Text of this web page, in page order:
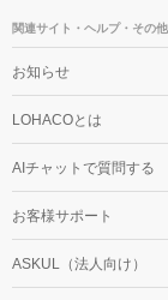
関連サイト・ヘルプ・その他
お知らせ
LOHACOとは
AIチャットで質問する
お客様サポート
ASKUL（法人向け）